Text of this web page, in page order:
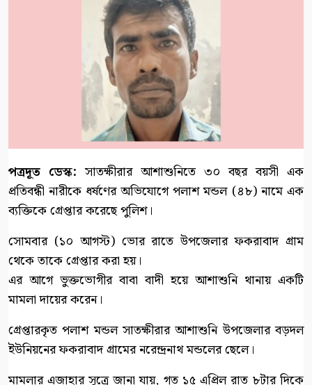
পত্রদূত ডেস্ক: সাতক্ষীরার আশাশুনিতে ৩০ বছর বয়সী এক
প্রতিবন্ধী নারীকে ধর্ষণের অভিযোগে পলাশ মন্ডল (৪৮) নামে এক
ব্যক্তিকে গ্রেপ্তার করেছে পুলিশ।
সোমবার (১০ আগস্ট) ভোর রাতে উপজেলার ফকরাবাদ গ্রাম
থেকে তাকে গ্রেপ্তার করা হয়।
এর আগে ভুক্তভোগীর বাবা বাদী হয়ে আশাশুনি থানায় একটি
মামলা দায়ের করেন।
গ্রেপ্তারকৃত পলাশ মন্ডল সাতক্ষীরার আশাশুনি উপজেলার বড়দল
ইউনিয়নের ফকরাবাদ গ্রামের নরেন্দ্রনাথ মন্ডলের ছেলে।
মামলার এজাহার সূত্রে জানা যায়, গত ১৫ এপ্রিল রাত ৮টার দিকে